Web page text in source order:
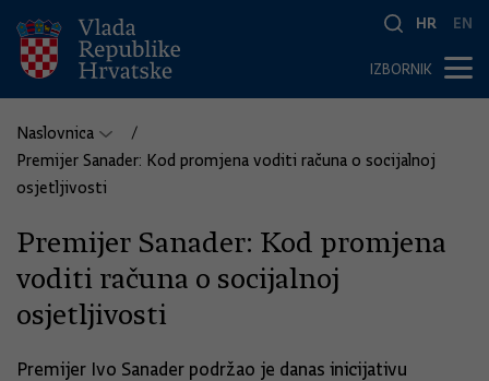
HR EN
IZBORNIK
Naslovnica
Premijer Sanader: Kod promjena voditi računa o socijalnoj
osjetljivosti
Premijer Sanader: Kod promjena
voditi računa o socijalnoj
osjetljivosti
Premijer Ivo Sanader podržao je danas inicijativu